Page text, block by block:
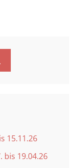
15.11.26
bis 19.04.26